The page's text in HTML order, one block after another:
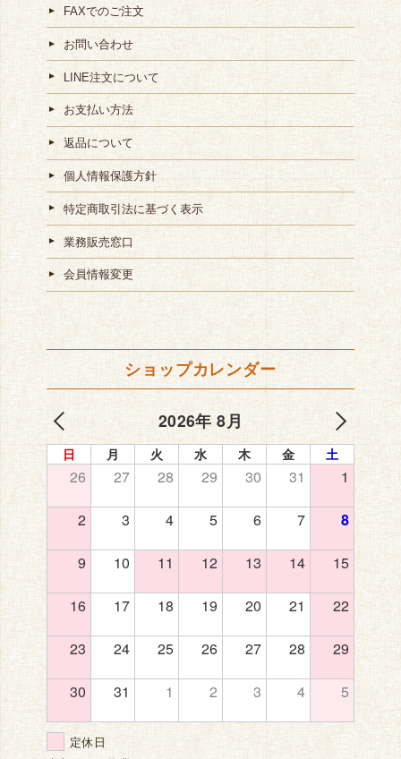
FAXでのご注文
お問い合わせ
LINE注文について
お支払い方法
返品について
個人情報保護方針
特定商取引法に基づく表示
業務販売窓口
会員情報変更
ショップカレンダー
2026年 8月
日 月 火 水 木 金 土
26 27 28 29 30 31 1
2 3 4 5 6 7 8
9 10 11 12 13 14 15
16 17 18 19 20 21 22
23 24 25 26 27 28 29
30 31 1 2 3 4 5
定休日